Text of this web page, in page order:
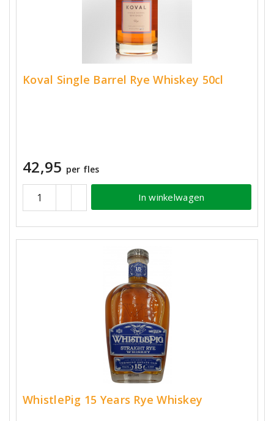
Koval Single Barrel Rye Whiskey 50cl
42,95 per fles
In winkelwagen
WhistlePig 15 Years Rye Whiskey